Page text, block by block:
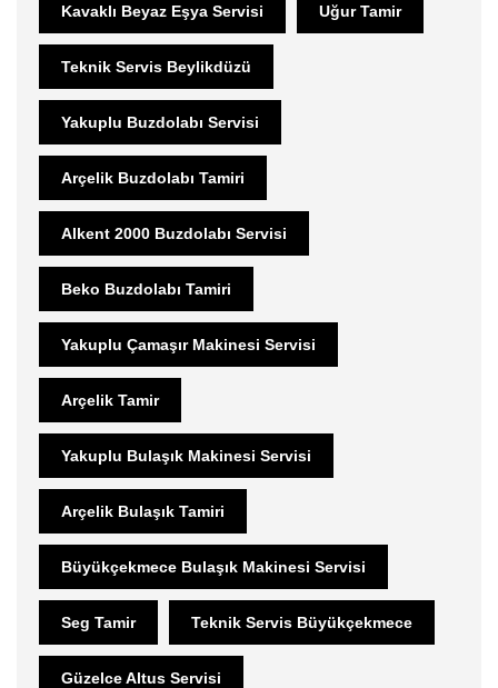
Kavaklı Beyaz Eşya Servisi Uğur Tamir
Teknik Servis Beylikdüzü
Yakuplu Buzdolabı Servisi
Arçelik Buzdolabı Tamiri
Alkent 2000 Buzdolabı Servisi
Beko Buzdolabı Tamiri
Yakuplu Çamaşır Makinesi Servisi
Arçelik Tamir
Yakuplu Bulaşık Makinesi Servisi
Arçelik Bulaşık Tamiri
Büyükçekmece Bulaşık Makinesi Servisi
Seg Tamir Teknik Servis Büyükçekmece
Güzelce Altus Servisi